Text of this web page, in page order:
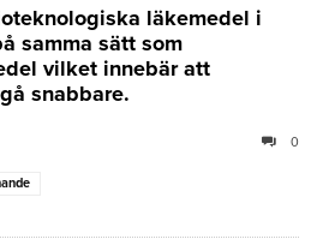
läkemedel i
samma sätt som
vilket innebär att
snabbare.
0